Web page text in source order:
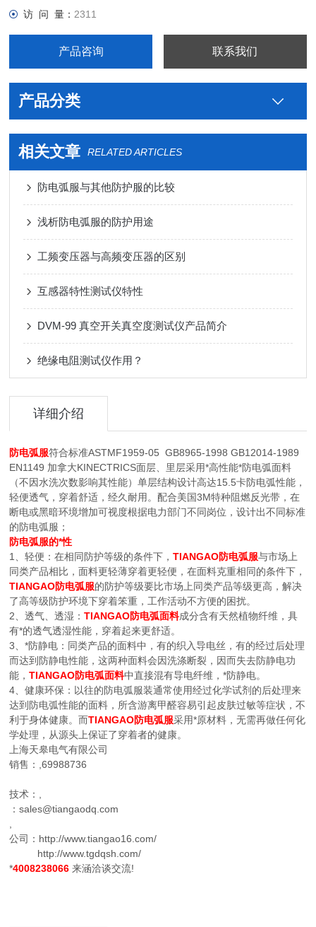
访 问 量： 2311
产品咨询 联系我们
产品分类
相关文章 RELATED ARTICLES
防电弧服与其他防护服的比较
浅析防电弧服的防护用途
工频变压器与高频变压器的区别
互感器特性测试仪特性
DVM-99 真空开关真空度测试仪产品简介
绝缘电阻测试仪作用？
详细介绍
防电弧服符合标准ASTMF1959-05 GB8965-1998 GB12014-1989
EN1149 加拿大KINECTRICS面层、里层采用*高性能*防电弧面料
（不因水洗次数影响其性能）单层结构设计高达15.5卡防电弧性能，
轻便透气，穿着舒适，经久耐用。配合美国3M特种阻燃反光带，在
断电或黑暗环境增加可视度根据电力部门不同岗位，设计出不同标准
的防电弧服；
防电弧服的*性
1、轻便：在相同防护等级的条件下，TIANGAO防电弧服与市场上
同类产品相比，面料更轻薄穿着更轻便，在面料克重相同的条件下，
TIANGAO防电弧服的防护等级要比市场上同类产品等级更高，解决
了高等级防护环境下穿着笨重，工作活动不方便的困扰。
2、透气、透湿：TIANGAO防电弧面料成分含有天然植物纤维，具
有*的透气透湿性能，穿着起来更舒适。
3、*防静电：同类产品的面料中，有的织入导电丝，有的经过后处理
而达到防静电性能，这两种面料会因洗涤断裂，因而失去防静电功
能，TIANGAO防电弧面料中直接混有导电纤维，*防静电。
4、健康环保：以往的防电弧服装通常使用经过化学试剂的后处理来
达到防电弧性能的面料，所含游离甲醛容易引起皮肤过敏等症状，不
利于身体健康。而TIANGAO防电弧服采用*原材料，无需再做任何化
学处理，从源头上保证了穿着者的健康。
上海天皋电气有限公司
销售：,69988736
技术：,
：sales@tiangaodq.com
公司：http://www.tiangao16.com/
http://www.tgdqsh.com/
*4008238066来涵洽谈交流!